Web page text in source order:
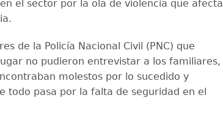
el sector por la ola de violencia que afecta
de la Policía Nacional Civil (PNC) que
no pudieron entrevistar a los familiares,
molestos por lo sucedido y
todo pasa por la falta de seguridad en el